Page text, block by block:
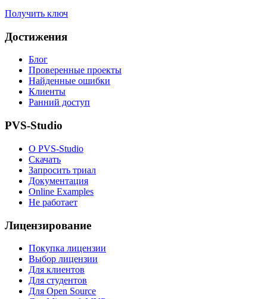
Получить ключ
Достижения
Блог
Проверенные проекты
Найденные ошибки
Клиенты
Ранний доступ
PVS-Studio
О PVS-Studio
Скачать
Запросить триал
Документация
Online Examples
Не работает
Лицензирование
Покупка лицензии
Выбор лицензии
Для клиентов
Для студентов
Для Open Source